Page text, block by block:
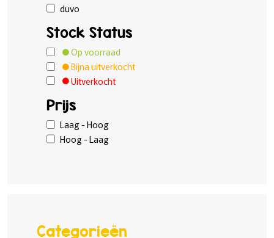
duvo
Stock Status
Op voorraad
Bijna uitverkocht
Uitverkocht
Prijs
Laag - Hoog
Hoog - Laag
Categorieën